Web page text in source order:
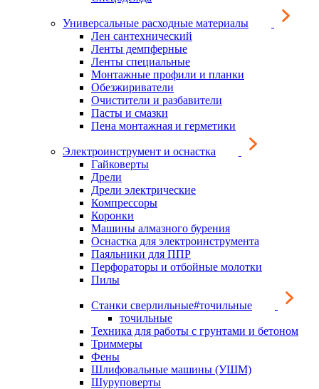
Универсальные расходные материалы
Лен сантехнический
Ленты демпферные
Ленты специальные
Монтажные профили и планки
Обезжириватели
Очистители и разбавители
Пасты и смазки
Пена монтажная и герметики
Электроинструмент и оснастка
Гайковерты
Дрели
Дрели электрические
Компрессоры
Коронки
Машины алмазного бурения
Оснастка для электроинструмента
Паяльники для ППР
Перфораторы и отбойные молотки
Пилы
Станки сверлильные#точильные
точильные
Техника для работы с грунтами и бетоном
Триммеры
Фены
Шлифовальные машины (УШМ)
Шуруповерты